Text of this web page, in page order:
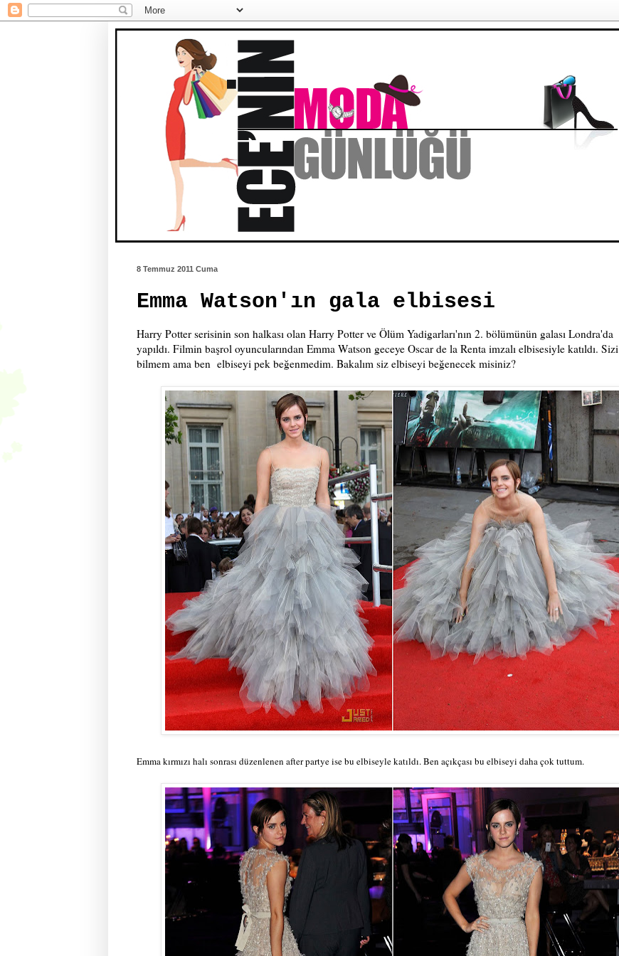
8 Temmuz 2011 Cuma
Emma Watson'ın gala elbisesi
Harry Potter serisinin son halkası olan Harry Potter ve Ölüm Yadigarları'nın 2. bölümünün galası Londra'da
yapıldı. Filmin başrol oyuncularından Emma Watson geceye Oscar de la Renta imzalı elbisesiyle katıldı. Sizi
bilmem ama ben elbiseyi pek beğenmedim. Bakalım siz elbiseyi beğenecek misiniz?
Emma kırmızı halı sonrası düzenlenen after partye ise bu elbiseyle katıldı. Ben açıkçası bu elbiseyi daha çok tuttum.